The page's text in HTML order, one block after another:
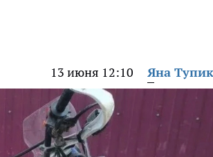
13 июня 12:10 Яна